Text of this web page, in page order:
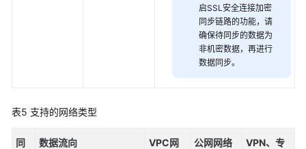
启SSL安全连接加密
同步链路的功能，请
确保待同步的数据为
非机密数据，再进行
数据同步。
表5 支持的网络类型
同
数据流向
VPC网
公网网络
VPN、专